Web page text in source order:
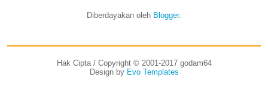
Diberdayakan oleh Blogger.
Hak Cipta / Copyright © 2001-2017 godam64
Design by Evo Templates